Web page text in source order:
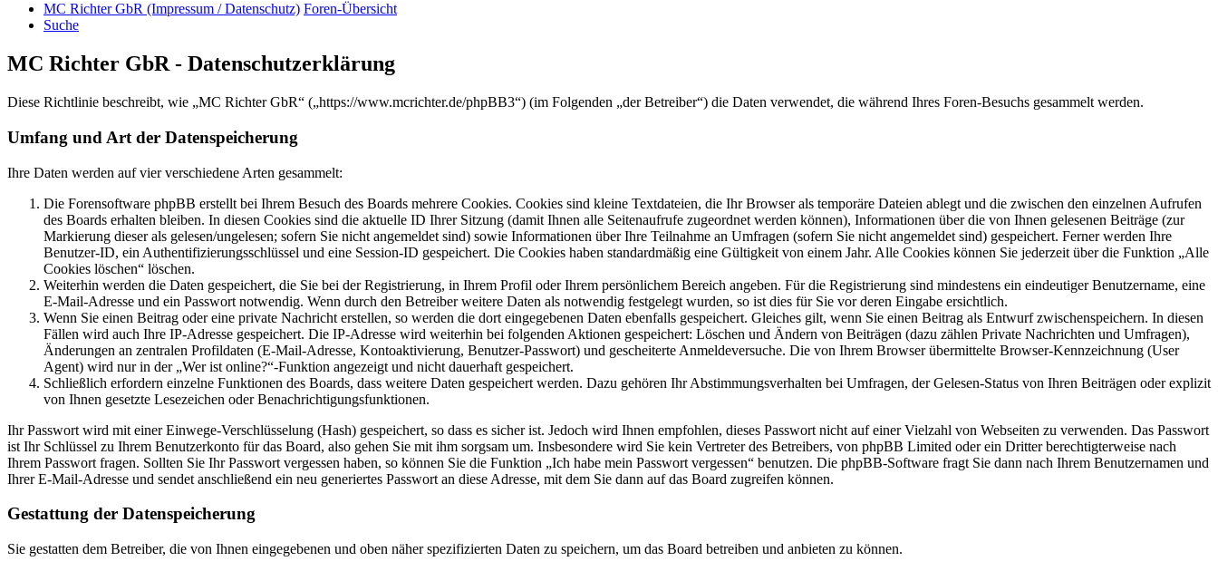
MC Richter GbR (Impressum / Datenschutz) Foren-Übersicht
Suche
MC Richter GbR - Datenschutzerklärung
Diese Richtlinie beschreibt, wie „MC Richter GbR“ („https://www.mcrichter.de/phpBB3“) (im Folgenden „der Betreiber“) die Daten verwendet, die während Ihres Foren-Besuchs gesammelt werden.
Umfang und Art der Datenspeicherung
Ihre Daten werden auf vier verschiedene Arten gesammelt:
Die Forensoftware phpBB erstellt bei Ihrem Besuch des Boards mehrere Cookies. Cookies sind kleine Textdateien, die Ihr Browser als temporäre Dateien ablegt und die zwischen den einzelnen Aufrufen
des Boards erhalten bleiben. In diesen Cookies sind die aktuelle ID Ihrer Sitzung (damit Ihnen alle Seitenaufrufe zugeordnet werden können), Informationen über die von Ihnen gelesenen Beiträge (zur
Markierung dieser als gelesen/ungelesen; sofern Sie nicht angemeldet sind) sowie Informationen über Ihre Teilnahme an Umfragen (sofern Sie nicht angemeldet sind) gespeichert. Ferner werden Ihre
Benutzer-ID, ein Authentifizierungsschlüssel und eine Session-ID gespeichert. Die Cookies haben standardmäßig eine Gültigkeit von einem Jahr. Alle Cookies können Sie jederzeit über die Funktion „Alle
Cookies löschen“ löschen.
Weiterhin werden die Daten gespeichert, die Sie bei der Registrierung, in Ihrem Profil oder Ihrem persönlichem Bereich angeben. Für die Registrierung sind mindestens ein eindeutiger Benutzername, eine
E-Mail-Adresse und ein Passwort notwendig. Wenn durch den Betreiber weitere Daten als notwendig festgelegt wurden, so ist dies für Sie vor deren Eingabe ersichtlich.
Wenn Sie einen Beitrag oder eine private Nachricht erstellen, so werden die dort eingegebenen Daten ebenfalls gespeichert. Gleiches gilt, wenn Sie einen Beitrag als Entwurf zwischenspeichern. In diesen
Fällen wird auch Ihre IP-Adresse gespeichert. Die IP-Adresse wird weiterhin bei folgenden Aktionen gespeichert: Löschen und Ändern von Beiträgen (dazu zählen Private Nachrichten und Umfragen),
Änderungen an zentralen Profildaten (E-Mail-Adresse, Kontoaktivierung, Benutzer-Passwort) und gescheiterte Anmeldeversuche. Die von Ihrem Browser übermittelte Browser-Kennzeichnung (User
Agent) wird nur in der „Wer ist online?“-Funktion angezeigt und nicht dauerhaft gespeichert.
Schließlich erfordern einzelne Funktionen des Boards, dass weitere Daten gespeichert werden. Dazu gehören Ihr Abstimmungsverhalten bei Umfragen, der Gelesen-Status von Ihren Beiträgen oder explizit
von Ihnen gesetzte Lesezeichen oder Benachrichtigungsfunktionen.
Ihr Passwort wird mit einer Einwege-Verschlüsselung (Hash) gespeichert, so dass es sicher ist. Jedoch wird Ihnen empfohlen, dieses Passwort nicht auf einer Vielzahl von Webseiten zu verwenden. Das Passwort
ist Ihr Schlüssel zu Ihrem Benutzerkonto für das Board, also gehen Sie mit ihm sorgsam um. Insbesondere wird Sie kein Vertreter des Betreibers, von phpBB Limited oder ein Dritter berechtigterweise nach
Ihrem Passwort fragen. Sollten Sie Ihr Passwort vergessen haben, so können Sie die Funktion „Ich habe mein Passwort vergessen“ benutzen. Die phpBB-Software fragt Sie dann nach Ihrem Benutzernamen und
Ihrer E-Mail-Adresse und sendet anschließend ein neu generiertes Passwort an diese Adresse, mit dem Sie dann auf das Board zugreifen können.
Gestattung der Datenspeicherung
Sie gestatten dem Betreiber, die von Ihnen eingegebenen und oben näher spezifizierten Daten zu speichern, um das Board betreiben und anbieten zu können.